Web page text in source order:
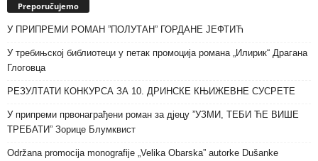
Preporučujemo
У ПРИПРЕМИ РОМАН ”ПОЛУТАН” ГОРДАНЕ ЈЕФТИЋ
У требињској библиотеци у петак промоција романа „Илирик“ Драгана
Глоговца
РЕЗУЛТАТИ КОНКУРСА ЗА 10. ДРИНСКЕ КЊИЖЕВНЕ СУСРЕТЕ
У припреми првонаграђени роман за дјецу ”УЗМИ, ТЕБИ ЋЕ ВИШЕ
ТРЕБАТИ” Зорице Блумквист
Održana promocija monografije „Velika Obarska” autorke Dušanke